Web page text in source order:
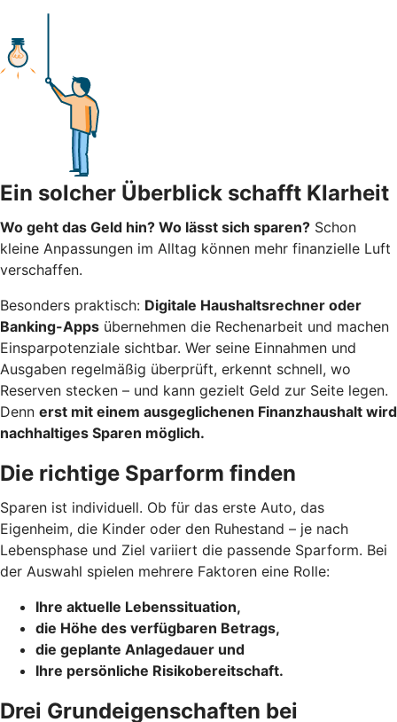
Ein solcher Überblick schafft Klarheit
Wo geht das Geld hin? Wo lässt sich sparen? Schon
kleine Anpassungen im Alltag können mehr finanzielle Luft
verschaffen.
Besonders praktisch: Digitale Haushaltsrechner oder
Banking-Apps übernehmen die Rechenarbeit und machen
Einsparpotenziale sichtbar. Wer seine Einnahmen und
Ausgaben regelmäßig überprüft, erkennt schnell, wo
Reserven stecken – und kann gezielt Geld zur Seite legen.
Denn erst mit einem ausgeglichenen Finanzhaushalt wird
nachhaltiges Sparen möglich.
Die richtige Sparform finden
Sparen ist individuell. Ob für das erste Auto, das
Eigenheim, die Kinder oder den Ruhestand – je nach
Lebensphase und Ziel variiert die passende Sparform. Bei
der Auswahl spielen mehrere Faktoren eine Rolle:
Ihre aktuelle Lebenssituation,
die Höhe des verfügbaren Betrags,
die geplante Anlagedauer und
Ihre persönliche Risikobereitschaft.
Drei Grundeigenschaften bei